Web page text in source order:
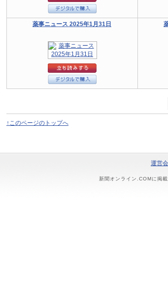
薬事ニュース 2025年1月31日
↑このページのトップへ
運営
新聞オンライン.COMに掲